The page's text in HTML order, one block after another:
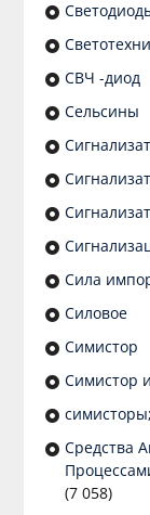
СВЧ -диод
Сельсины
Сила
Силовое
Симистор
Симистор
Средства
(7 058)